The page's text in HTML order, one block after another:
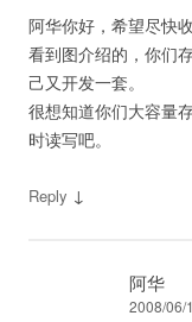
阿华你好，希望尽快
看到图介绍的，你们
己又开发一套。
很想知道你们大容量
时读写吧。
Reply ↓
阿华
2008/06/